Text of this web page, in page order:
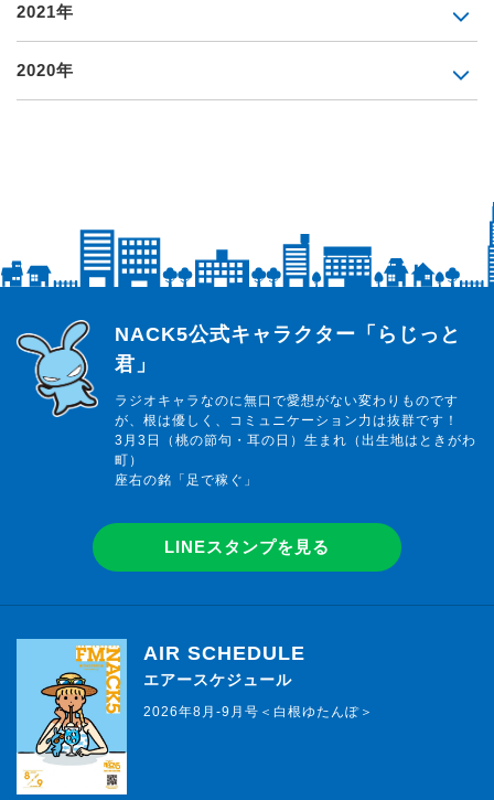
2021年
2020年
らじっと君
NACK5公式キャラクター「らじっと
君」
ラジオキャラなのに無口で愛想がない変わりものです
が、根は優しく、コミュニケーション力は抜群です！
3月3日（桃の節句・耳の日）生まれ（出生地はときがわ
町）
座右の銘「足で稼ぐ」
LINEスタンプを見る
AIR SCHEDULE
エアースケジュール
2026年8月-9月号＜白根ゆたんぽ＞